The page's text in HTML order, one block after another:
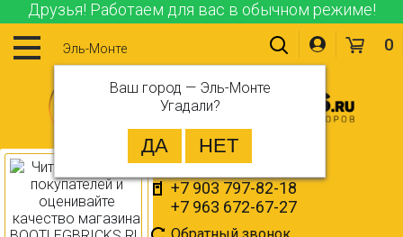
Друзья! Работаем для вас в обычном режиме!
Эль-Монте
Ваш город — Эль-Монте
Угадали?
+7 903 797-82-18
+7 963 672-67-27
0